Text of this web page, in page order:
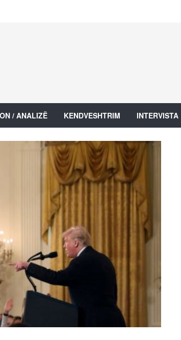
/ ANALIZË KENDVESHTRIM INTERVISTA